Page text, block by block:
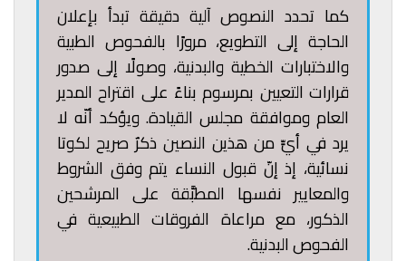
كما تحدد النصوص آلية دقيقة تبدأ بإعلان
الحاجة إلى التطويع، مرورًا بالفحوص الطبية
والاختبارات الخطية والبدنية، وصولًا إلى صدور
قرارات التعيين بمرسوم بناءً على اقتراح المدير
العام وموافقة مجلس القيادة. ويؤكد أنّه لا
يرد في أيٍّ من هذين النصين ذكرٌ صريح لكوتا
نسائية، إذ إنّ قبول النساء يتم وفق الشروط
والمعايير نفسها المطبَّقة على المرشحين
الذكور، مع مراعاة الفروقات الطبيعية في
الفحوص البدنية.